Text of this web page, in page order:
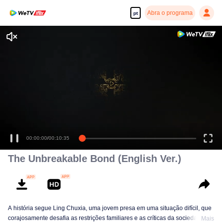
pt Abra o programa
00:00:00/00:10:35
The Unbreakable Bond (English Ver.)
A história segue Ling Chuxia, uma jovem presa em uma situação difícil, que
corajosamente desafia as restrições familiares e as críticas da sociedade.Mais